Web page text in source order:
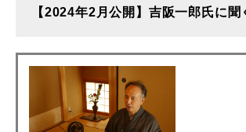
【2024年2月公開】吉阪一郎氏に聞